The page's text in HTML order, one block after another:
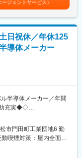
、金型設計から金属加
提案可能です。さら
ることから、大きな部
外拠点を増やし続けて
る体制を築いておりま
ン・日産自動車一次受
ざいます。
祝い金や結婚・出産祝
起票（担当分野）及び
会計システム（連結会
（担当分野）
忙しくなりますが、年
す。
ージェントサービス）
日祝休／年休125
導体メーカー
半導体メーカー／年間
助充実◆◇
旺盛な需要を背景に、
ます。
ンエンジニアとして、
市門田町工業団地6 勤
喫煙対策：屋内全面禁